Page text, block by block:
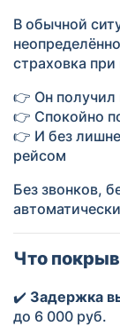
В обычной
страховка
👉 Он получил
👉 Спокойно
👉 И без
рейсом
Без звонков,
Что
✔️ Задержка
до 6 000 руб.